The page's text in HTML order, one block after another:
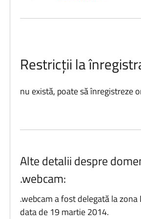
Restricții la
nu există, poate să înregistreze
Alte detalii despre
.webcam:
.webcam a fost delegată la zona
data de 19 martie 2014.